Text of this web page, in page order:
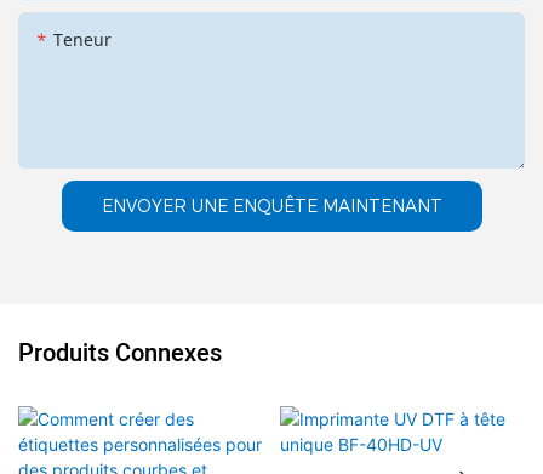
Teneur
ENVOYER UNE ENQUÊTE MAINTENANT
Produits Connexes